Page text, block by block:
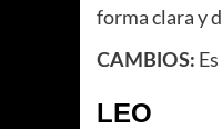
forma clara y
CAMBIOS:
LEO